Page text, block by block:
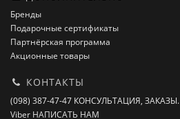
Бренды
Подарочные сертификаты
Партнёрская программа
Акционные товары
КОНТАКТЫ
(098) 387-47-47 КОНСУЛЬТАЦИЯ, ЗАКАЗЫ.
Viber НАПИСАТЬ НАМ